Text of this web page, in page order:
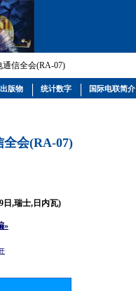
信全会(RA-07)
全会(RA-07)
日,瑞士,日内瓦)
»
出版物 统计数字 国际电联简介